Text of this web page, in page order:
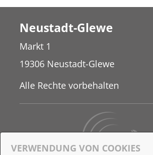
Neustadt-Glewe
Markt 1
19306 Neustadt-Glewe
Alle Rechte vorbehalten
VERWENDUNG VON COOKIES